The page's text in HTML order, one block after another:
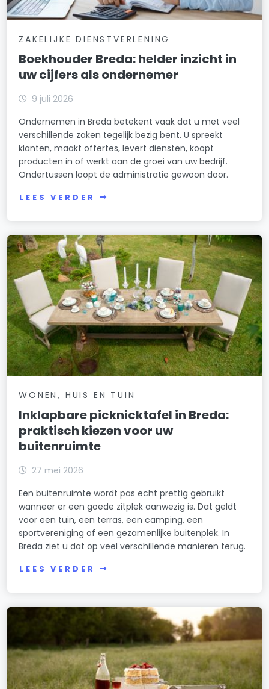
ZAKELIJKE DIENSTVERLENING
Boekhouder Breda: helder inzicht in
uw cijfers als ondernemer
9 juli 2026
Ondernemen in Breda betekent vaak dat u met veel
verschillende zaken tegelijk bezig bent. U spreekt
klanten, maakt offertes, levert diensten, koopt
producten in of werkt aan de groei van uw bedrijf.
Ondertussen loopt de administratie gewoon door.
LEES VERDER
WONEN, HUIS EN TUIN
Inklapbare picknicktafel in Breda:
praktisch kiezen voor uw
buitenruimte
27 mei 2026
Een buitenruimte wordt pas echt prettig gebruikt
wanneer er een goede zitplek aanwezig is. Dat geldt
voor een tuin, een terras, een camping, een
sportvereniging of een gezamenlijke buitenplek. In
Breda ziet u dat op veel verschillende manieren terug.
LEES VERDER